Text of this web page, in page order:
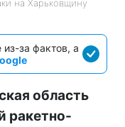
на Харьковщину
за фактов, а
область
ракетно-